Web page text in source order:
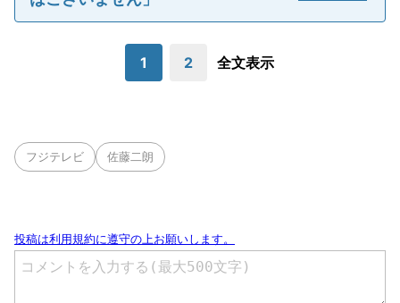
1 2 全文表示
フジテレビ 佐藤二朗